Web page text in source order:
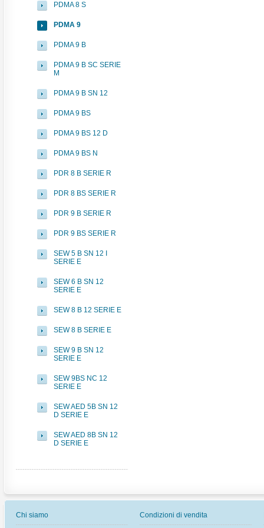
PDMA 8 S
PDMA 9
PDMA 9 B
PDMA 9 B SC SERIE
M
PDMA 9 B SN 12
PDMA 9 BS
PDMA 9 BS 12 D
PDMA 9 BS N
PDR 8 B SERIE R
PDR 8 BS SERIE R
PDR 9 B SERIE R
PDR 9 BS SERIE R
SEW 5 B SN 12 I
SERIE E
SEW 6 B SN 12
SERIE E
SEW 8 B 12 SERIE E
SEW 8 B SERIE E
SEW 9 B SN 12
SERIE E
SEW 9BS NC 12
SERIE E
SEW AED 5B SN 12
D SERIE E
SEW AED 8B SN 12
D SERIE E
Chi siamo Condizioni di vendita